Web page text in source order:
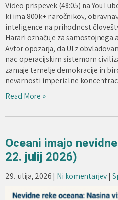
Video prispevek (48:05) na
ki ima 800k+ naročnikov,
inteligence na prihodnost
Harari označuje za samostojnega
Avtor opozarja, da UI z
nad operacijskim sistemom
zamaje temelje demokracije in
nevarnosti imperialne
Read More »
Oceani imajo
22. julij 2026)
29. julija, 2026 | Ni komentarjev|